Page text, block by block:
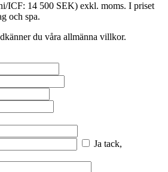
ICF: 14 500 SEK) exkl. moms. I priset
och spa.
du våra allmänna villkor.
Ja tack,